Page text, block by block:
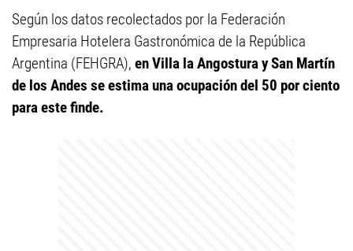
Según los datos recolectados por la Federación
Empresaria Hotelera Gastronómica de la República
Argentina (FEHGRA), en Villa la Angostura y San Martín
de los Andes se estima una ocupación del 50 por ciento
para este finde.